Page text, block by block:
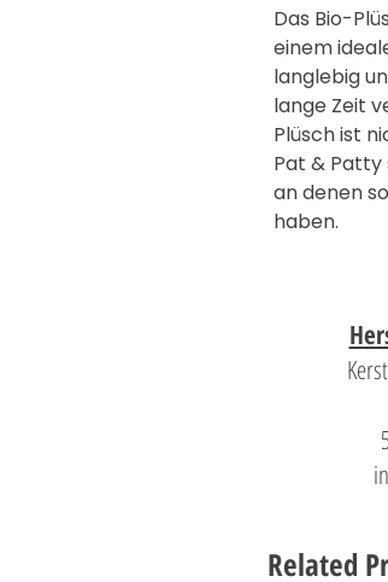
Das Bio-
einem
langlebig
lange Zeit
Plüsch ist
Pat &
an denen
haben.
Related